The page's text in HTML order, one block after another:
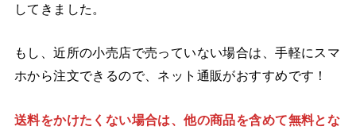
してきました。
もし、近所の小売店で売っていない場合は、手軽にスマ
ホから注文できるので、ネット通販がおすすめです！
送料をかけたくない場合は、他の商品を含めて無料とな